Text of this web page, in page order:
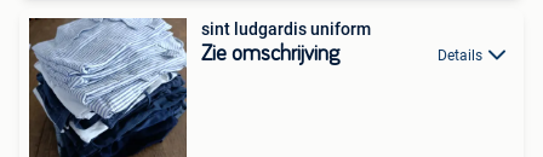
sint ludgardis uniform
Zie omschrijving Details